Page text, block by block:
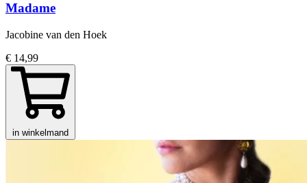
Madame
Jacobine van den Hoek
€ 14,99
in winkelmand